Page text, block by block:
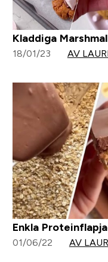
Kladdiga
18/01/23 AV
Enkla
01/06/22 AV